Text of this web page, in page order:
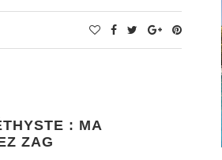
: MA
ZAG